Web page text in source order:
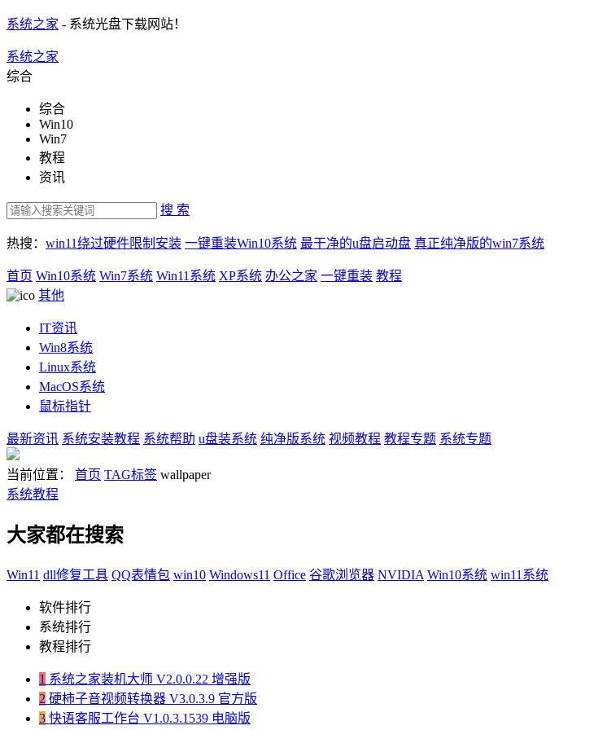
系统之家 - 系统光盘下载网站！
系统之家
综合
综合
Win10
Win7
教程
资讯
搜 索
热搜： win11绕过硬件限制安装 一键重装Win10系统 最干净的u盘启动盘 真正纯净版的win7系统
首页 Win10系统 Win7系统 Win11系统 XP系统 办公之家 一键重装 教程
其他
IT资讯
Win8系统
Linux系统
MacOS系统
鼠标指针
最新资讯 系统安装教程 系统帮助 u盘装系统 纯净版系统 视频教程 教程专题 系统专题
当前位置： 首页 TAG标签 wallpaper
系统教程
大家都在搜索
Win11 dll修复工具 QQ表情包 win10 Windows11 Office 谷歌浏览器 NVIDIA Win10系统 win11系统
软件排行
系统排行
教程排行
1 系统之家装机大师 V2.0.0.22 增强版
2 硬柿子音视频转换器 V3.0.3.9 官方版
3 快语客服工作台 V1.0.3.1539 电脑版